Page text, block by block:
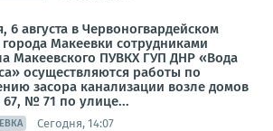
6 августа в Червоногвардейском
Макеевки сотрудниками
Макеевского ПУВКХ ГУП ДНР «Вода
осуществляются работы по
засора канализации возле домов
№ 71 по улице...
Сегодня, 14:07